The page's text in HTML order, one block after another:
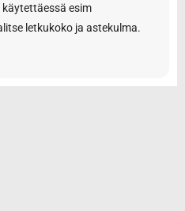
käytettäessä esim
letkukoko ja astekulma.